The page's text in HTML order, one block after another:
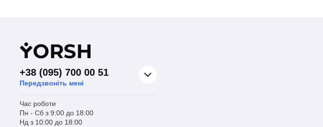
YORSH
+38 (095) 700 00 51
Передзвоніть мені
Час роботи
Пн - Сб з 9:00 до 18:00
Нд з 10:00 до 18:00